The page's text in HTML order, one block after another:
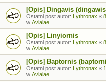
[Opis] Dingavis
Ostatni post autor: Lythronax «
w Avialae
[Opis] Linyiornis
Ostatni post autor: Lythronax «
w Avialae
[Opis] Baptornis
Ostatni post autor: Lythronax «
w Avialae